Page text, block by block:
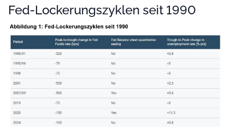
Fed-Lockerungszyklen seit 1990